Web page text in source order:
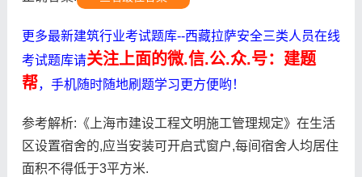
更多最新建筑行业考试题库--西藏拉萨安全三类人员在线
考试题库请关注上面的微.信.公.众.号：建题
帮，手机随时随地刷题学习更方便哟！
参考解析:《上海市建设工程文明施工管理规定》在生活
区设置宿舍的,应当安装可开启式窗户,每间宿舍人均居住
面积不得低于3平方米.